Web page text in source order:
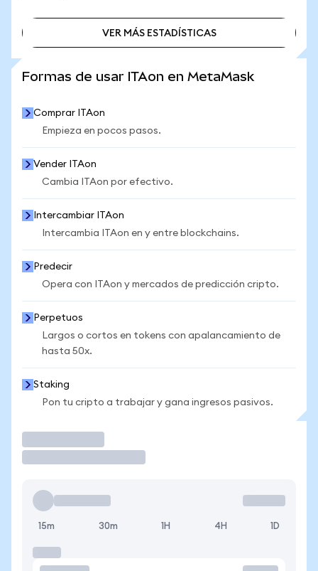
VER MÁS ESTADÍSTICAS
Formas de usar ITAon en MetaMask
Comprar ITAon
Empieza en pocos pasos.
Vender ITAon
Cambia ITAon por efectivo.
Intercambiar ITAon
Intercambia ITAon en y entre blockchains.
Predecir
Opera con ITAon y mercados de predicción cripto.
Perpetuos
Largos o cortos en tokens con apalancamiento de
hasta 50x.
Staking
Pon tu cripto a trabajar y gana ingresos pasivos.
15m 30m 1H 4H 1D